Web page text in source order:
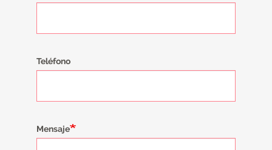
Teléfono
Mensaje